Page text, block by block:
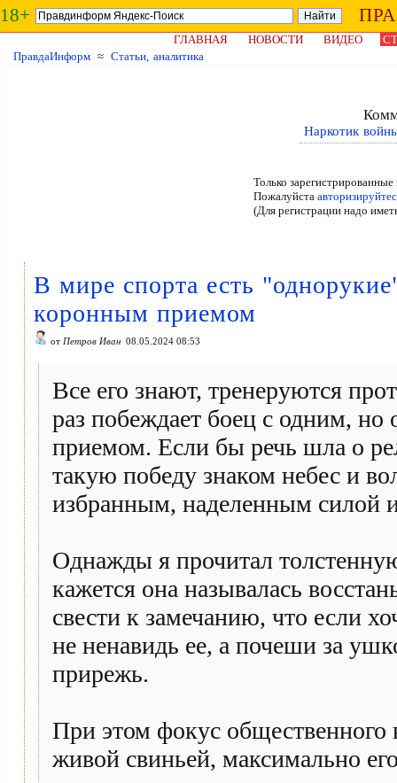
18+
ГЛАВНАЯ НОВОСТИ ВИДЕО
ПравдаИнформ ≈ Статьи, аналитика
Наркотик
Только
Пожалуйста
(Для регистрации надо
В мире спорта есть
коронным приемом
от Петров Иван 08.05.2024 08:53
Все его знают, тренеруются
раз побеждает боец с одним,
приемом. Если бы речь шла о
такую победу знаком небес и
избранным, наделенным силой
Однажды я прочитал
кажется она называлась
свести к замечанию, что если
не ненавидь ее, а почеши за
прирежь.
При этом фокус
живой свиньей, максимально